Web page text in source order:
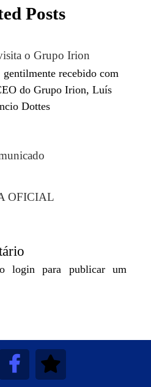
Posts
o Grupo Irion
gentilmente recebido com
do Grupo Irion, Luís
Dottes
OFICIAL
ologin para publicar um